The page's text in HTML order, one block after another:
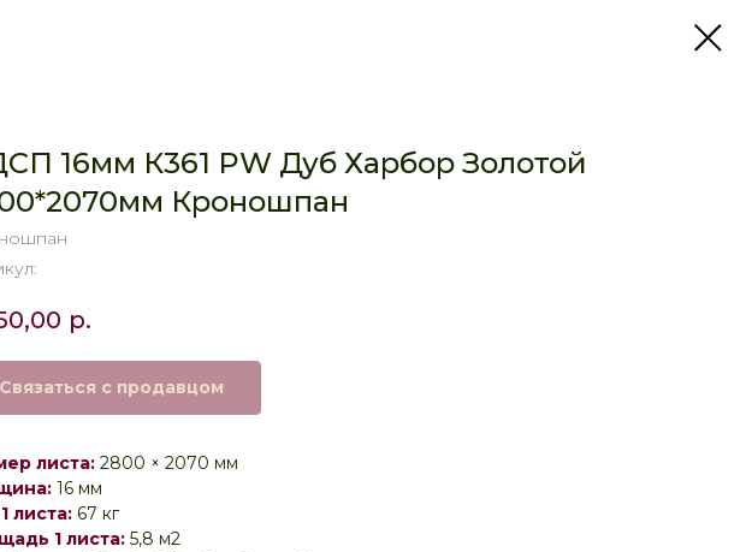
16мм К361 PW Дуб Харбор Золотой
Кроношпан
р.
Связаться с продавцом
листа: 2800 × 2070 мм
16 мм
листа: 67 кг
1 листа: 5,8 м2